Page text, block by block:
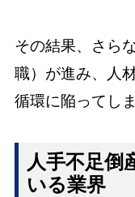
その結果、さら
職）が進み、人
循環に陥ってし
人手不足倒
いる業界